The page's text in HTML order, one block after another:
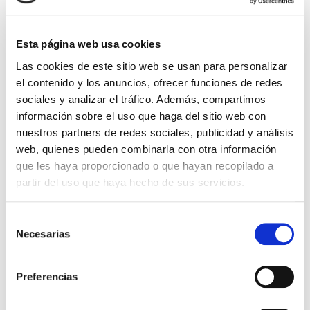
Esta página web usa cookies
Las cookies de este sitio web se usan para personalizar
el contenido y los anuncios, ofrecer funciones de redes
sociales y analizar el tráfico. Además, compartimos
información sobre el uso que haga del sitio web con
nuestros partners de redes sociales, publicidad y análisis
web, quienes pueden combinarla con otra información
que les haya proporcionado o que hayan recopilado a
partir del uso que haya hecho de sus servicios.
Necesarias
Preferencias
citología, ecografía, recuento folicular, etc),
evaluación de enfermedades infecciosas más
frecuentes, estudio genético para descartar, en
la medida de lo posible, las enfermedades
hereditarias más comunes, grupo sanguíneo,
Rh, hemograma completo, cariotipo, … Todo ello
nos acerca a cumplir nuestro objetivo: traer al
mundo a un bebé sano.
ASIGNACIÓN PERSONALIZADA
ENTRE LA DONANTE DE
ÓVULOS Y LA MADRE
La legislación española contempla los criterios
donante. Este emparejamiento entre receptora
y donante debe tener la mayor similitud